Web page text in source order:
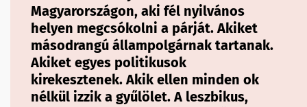
Magyarországon, aki fél nyilvános
helyen megcsókolni a párját. Akiket
másodrangú állampolgárnak tartanak.
Akiket egyes politikusok
kirekesztenek. Akik ellen minden ok
nélkül izzik a gyűlölet. A leszbikus,